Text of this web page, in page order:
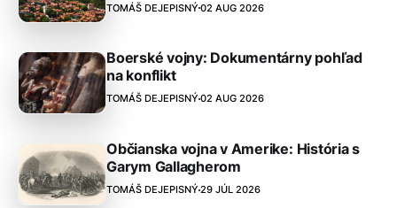
TOMÁŠ DEJEPISNÝ 02 AUG 2026
Boerské vojny: Dokumentárny pohľad
na konflikt
TOMÁŠ DEJEPISNÝ 02 AUG 2026
Občianska vojna v Amerike: História s
Garym Gallagherom
TOMÁŠ DEJEPISNÝ 29 JÚL 2026